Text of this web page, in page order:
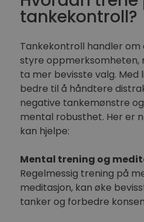
tankekontroll?
Tankekontroll handler om
styre oppmerksomheten,
ta mer bevisste valg. Med
bedre til å håndtere
negative tankemønstre
mental robusthet. Her er
kan hjelpe:
Mental trening og
Regelmessig trening på
meditasjon, kan øke
tanker og forbedre